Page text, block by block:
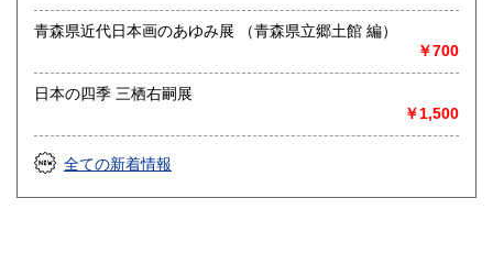
青森県近代日本画のあゆみ展 （青森県立郷土館 編）
￥700
日本の四季 三栖右嗣展
￥1,500
全ての新着情報